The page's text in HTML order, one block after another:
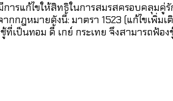
การแก้ไขให้สิทธิในการสมรสครอบคลุมคู่
ากกฎหมายดังนี้: มาตรา 1523 (แก้ไขเพิ่มเ
ป็นทอม ดี้ เกย์ กระเทย จึงสามารถฟ้อง